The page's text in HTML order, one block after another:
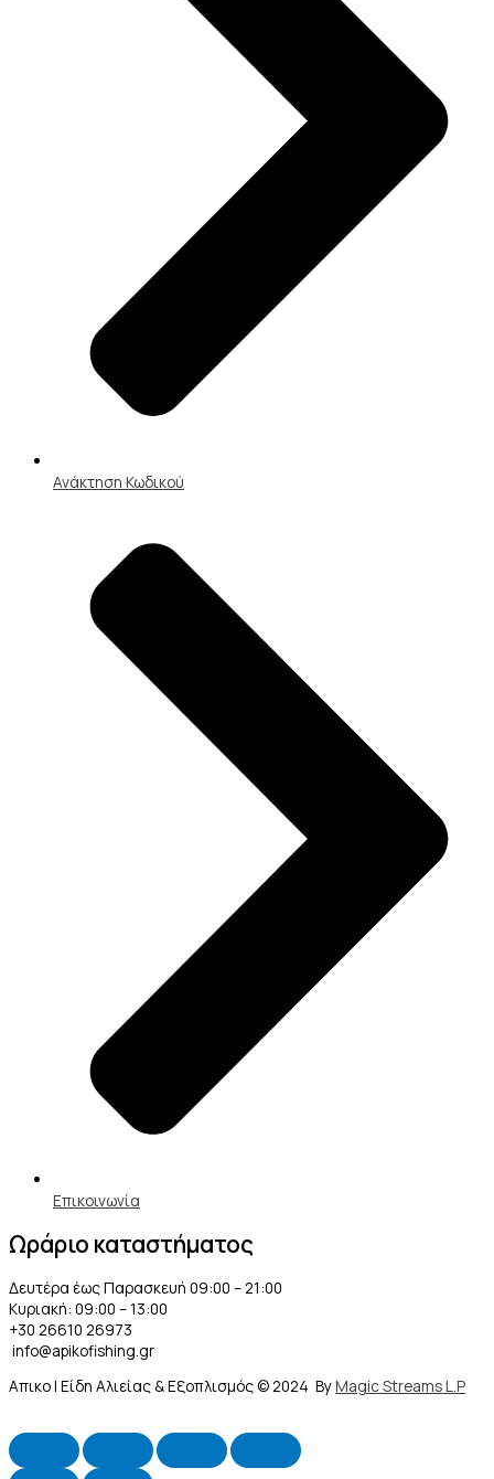
Ανάκτηση Κωδικού
Επικοινωνία
Ωράριο καταστήματος
Δευτέρα έως Παρασκευή 09:00 – 21:00
Κυριακή: 09:00 – 13:00
+30 26610 26973
info@apikofishing.gr
Απικο | Είδη Αλιείας & Εξοπλισμός © 2024 ByMagic Streams L.P